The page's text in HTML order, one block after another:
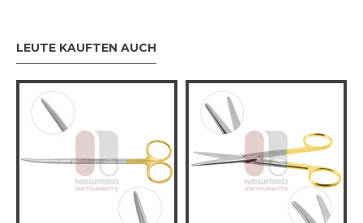
LEUTE KAUFTEN AUCH